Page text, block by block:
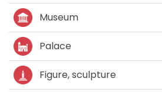
Museum
Palace
Figure, sculpture